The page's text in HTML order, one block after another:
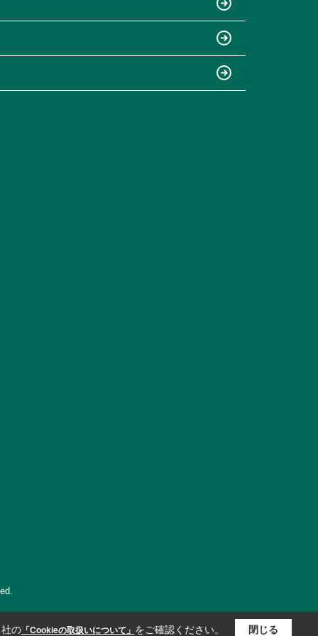
の「Cookieの取扱いについて」 をご確認ください。 閉じる